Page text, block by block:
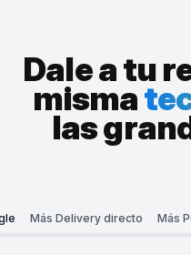
Dale a tu
misma
las
Más Delivery directo Más